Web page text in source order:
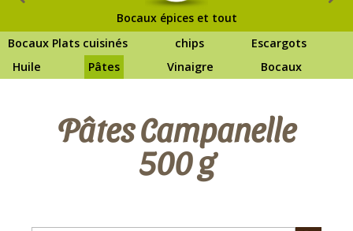
Bocaux épices et tout
Bocaux Plats cuisinés
chips
Escargots
Huile
Pâtes Vinaigre Bocaux
Pâtes Campanelle
500 g